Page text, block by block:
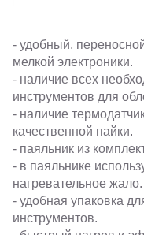
- удобный,
мелкой электроники.
- наличие всех
инструментов для
- наличие
качественной пайки.
- паяльник из
- в паяльнике
нагревательное жало.
- удобная упаковка
инструментов.